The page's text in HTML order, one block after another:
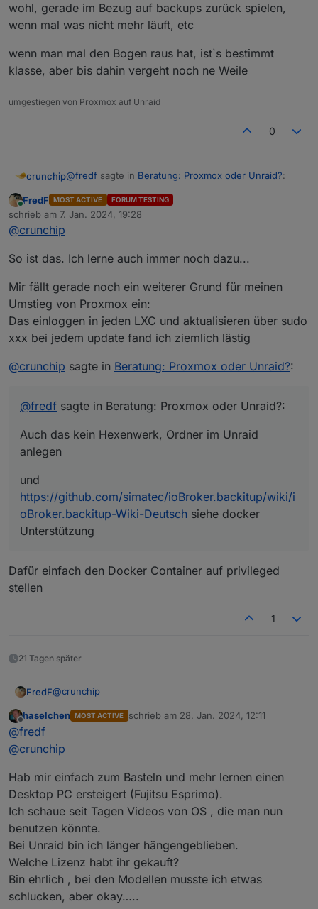
wohl, gerade im Bezug auf backups zurück spielen,
wenn mal was nicht mehr läuft, etc
wenn man mal den Bogen raus hat, ist`s bestimmt
klasse, aber bis dahin vergeht noch ne Weile
umgestiegen von Proxmox auf Unraid
0
crunchip@fredf sagte in Beratung: Proxmox oder Unraid?:
Auch das kein Hexenwerk, Ordner im Unraid
https://github.com/simatec/ioBroker.backitup/wiki/ioB
roker.backitup-Wiki-Deutschsiehe docker
@fredfsagte inBeratung: Proxmox oder Unraid?
auf einem Raspi bzw. Slave
möchte ich nicht nutzen
ich versuch die Tage nochmal mein Glück, allerdings
alles noch Neuland, da fühl ich mich noch nicht so
wenn mal was nicht mehr läuft, etc
klasse, aber bis dahin vergeht noch ne Weile
Online
FredF MOST ACTIVE FORUM TESTING
schrieb am 7. Jan. 2024, 19:28
zuletzt editiert von
@crunchip
So ist das. Ich lerne auch immer noch dazu...
Mir fällt gerade noch ein weiterer Grund für meinen
Umstieg von Proxmox ein:
Das einloggen in jeden LXC und aktualisieren über sudo
xxx bei jedem update fand ich ziemlich lästig
@crunchip sagte in Beratung: Proxmox oder Unraid?:
@fredf sagte in Beratung: Proxmox oder Unraid?:
Auch das kein Hexenwerk, Ordner im Unraid
anlegen
und
https://github.com/simatec/ioBroker.backitup/wiki/i
oBroker.backitup-Wiki-Deutsch siehe docker
Unterstützung
Dafür einfach den Docker Container auf privileged
stellen
1
21 Tagen später
FredF@crunchip
So ist das. Ich lerne auch immer noch dazu...
Mir fällt gerade noch ein weiterer Grund für meinen
Umstieg von Proxmox ein:
Das einloggen in jeden LXC und aktualisieren über sudo
xxx bei jedem update fand ich ziemlich lästig
@crunchipsagte inBeratung: Proxmox oder Unraid?
@fredfsagte in Beratung: Proxmox oder Unraid?:
anlegen
und
https://github.com/simatec/ioBroker.backitup/wiki/i
oBroker.backitup-Wiki-Deutsch
stellen
Offline
haselchen MOST ACTIVE schrieb am 28. Jan. 2024, 12:11
zuletzt editiert von
@fredf
@crunchip
Hab mir einfach zum Basteln und mehr lernen einen
Desktop PC ersteigert (Fujitsu Esprimo).
Ich schaue seit Tagen Videos von OS , die man nun
benutzen könnte.
Bei Unraid bin ich länger hängengeblieben.
Welche Lizenz habt ihr gekauft?
Bin ehrlich , bei den Modellen musste ich etwas
schlucken, aber okay…..